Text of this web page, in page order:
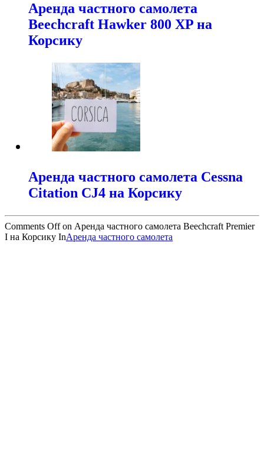
Аренда частного самолета
Beechcraft Hawker 800 XP на
Корсику
Аренда частного самолета Cessna
Citation CJ4 на Корсику
Comments Offon Аренда частного самолета Beechcraft Premier
I на Корсику InАренда частного самолета